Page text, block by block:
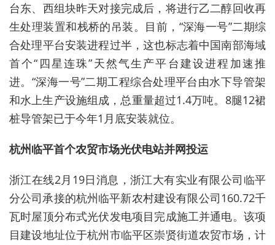
台东、西组块昨天对接完成后，将进行乙二醇回收再
生处理装置和栈桥的吊装。目前，“深海一号”二期综
合处理平台安装进程过半，这也标志着中国南部海域
首个“四星连珠”天然气生产平台建设进程加速推
进。“深海一号”二期工程综合处理平台由水下导管架
和水上生产设施组成，总重量超过1.4万吨。8腿12裙
桩导管架已于今年1月底安装就位。
杭州临平首个农贸市场光伏电站并网投运
浙江在线2月19日消息，浙江大有实业有限公司临平
分公司承接的杭州临平新农村建设有限公司160.72千
瓦时屋顶分布式光伏发电项目完成施工并通电。该项
目建设地址位于杭州市临平区崇贤街道农贸市场，计